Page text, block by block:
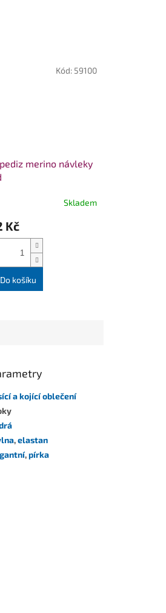
merino návleky
Skladem
Kč
Do košíku
Kód: 59100
a kojící oblečení
,elastan
,pírka